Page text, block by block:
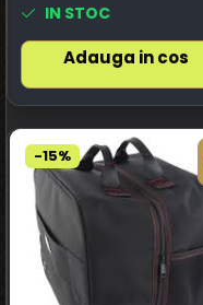
IN STOC
Adauga in cos
-15%